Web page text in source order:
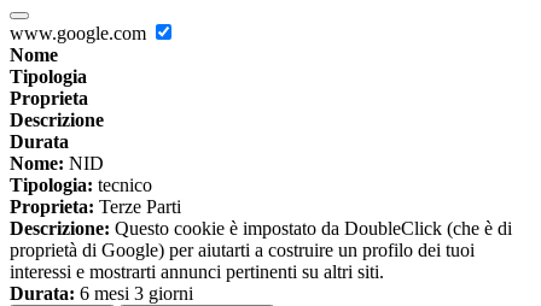
www.google.com
Nome
Tipologia
Proprieta
Descrizione
Durata
Nome: NID
Tipologia: tecnico
Proprieta: Terze Parti
Descrizione: Questo cookie è impostato da DoubleClick (che è di
proprietà di Google) per aiutarti a costruire un profilo dei tuoi
interessi e mostrarti annunci pertinenti su altri siti.
Durata: 6 mesi 3 giorni